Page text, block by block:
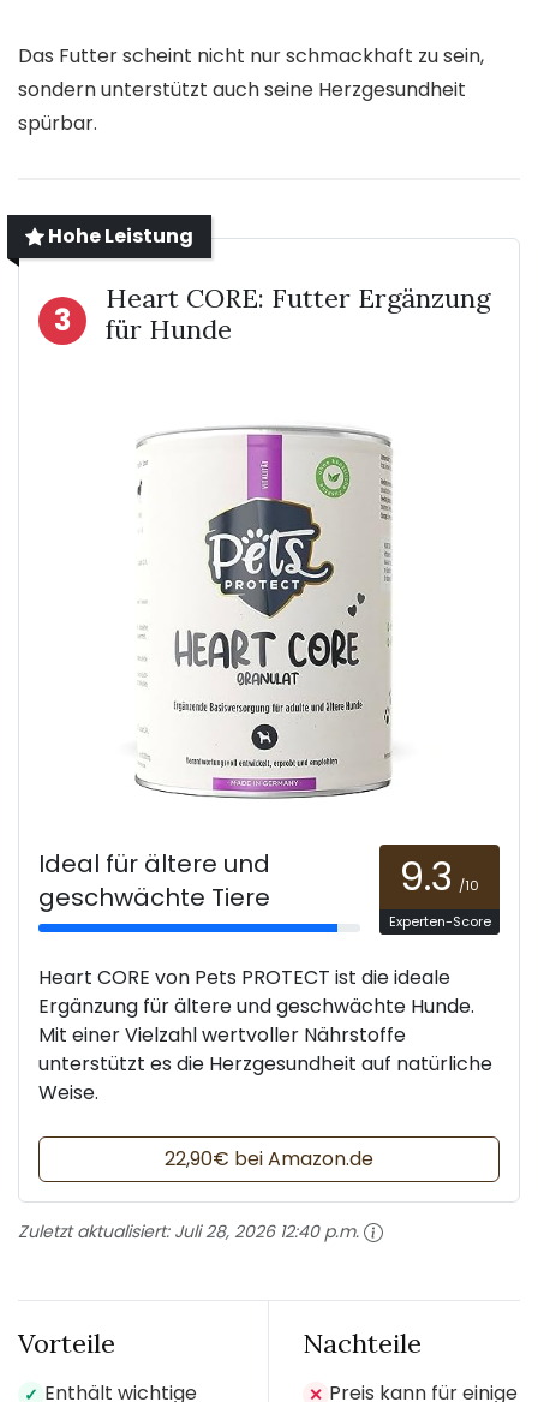
Das Futter scheint nicht nur schmackhaft zu sein,
sondern unterstützt auch seine Herzgesundheit
spürbar.
Hohe Leistung
3
Heart CORE: Futter Ergänzung
für Hunde
Ideal für ältere und
geschwächte Tiere
9.3 /10
Experten-Score
Heart CORE von Pets PROTECT ist die ideale
Ergänzung für ältere und geschwächte Hunde.
Mit einer Vielzahl wertvoller Nährstoffe
unterstützt es die Herzgesundheit auf natürliche
Weise.
22,90€ bei Amazon.de
Zuletzt aktualisiert: Juli 28, 2026 12:40 p.m.
Vorteile
✓ Enthält wichtige
Nachteile
✕ Preis kann für einige